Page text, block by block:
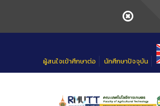
ผู้สนใจเข้าศึกษาต่อ นักศึกษาปัจจุบัน